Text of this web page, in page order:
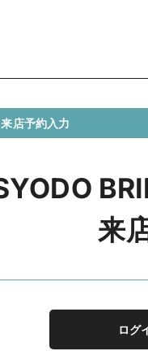
来店予約入力
来
ログ